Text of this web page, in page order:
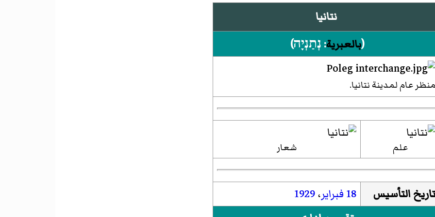
نتانيا
(بالعبرية: נְתַנְיָה)‏
منظر عام لمدينة نتانيا.
علم شعار
تاريخ التأسيس 18 فبراير ،1929